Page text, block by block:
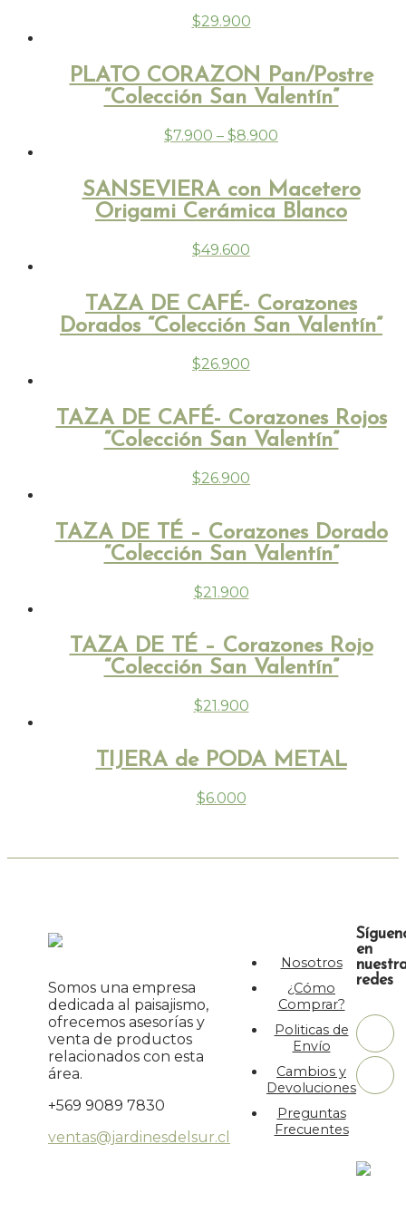
$29.900
PLATO CORAZON Pan/Postre
“Colección San Valentín”
$7.900 – $8.900
SANSEVIERA con Macetero
Origami Cerámica Blanco
$49.600
TAZA DE CAFÉ- Corazones
Dorados “Colección San Valentín”
$26.900
TAZA DE CAFÉ- Corazones Rojos
“Colección San Valentín”
$26.900
TAZA DE TÉ – Corazones Dorado
“Colección San Valentín”
$21.900
TAZA DE TÉ – Corazones Rojo
“Colección San Valentín”
$21.900
TIJERA de PODA METAL
$6.000
Somos una empresa
dedicada al paisajismo,
ofrecemos asesorías y
venta de productos
relacionados con esta
área.
+569 9089 7830
ventas@jardinesdelsur.cl
Nosotros
¿Cómo
Comprar?
Politicas de
Envío
Cambios y
Devoluciones
Preguntas
Frecuentes
en
redes